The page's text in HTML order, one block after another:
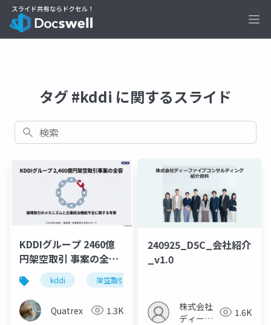
タグ #kddi に関するスライド
検索
KDDIグループ 2460億
円架空取引 事案の全容
分析
kddi 架空取引
Quatrex 1.3K
240925_D5C_会社紹介
_v1.0
株式会社
ディーフ
1.6K